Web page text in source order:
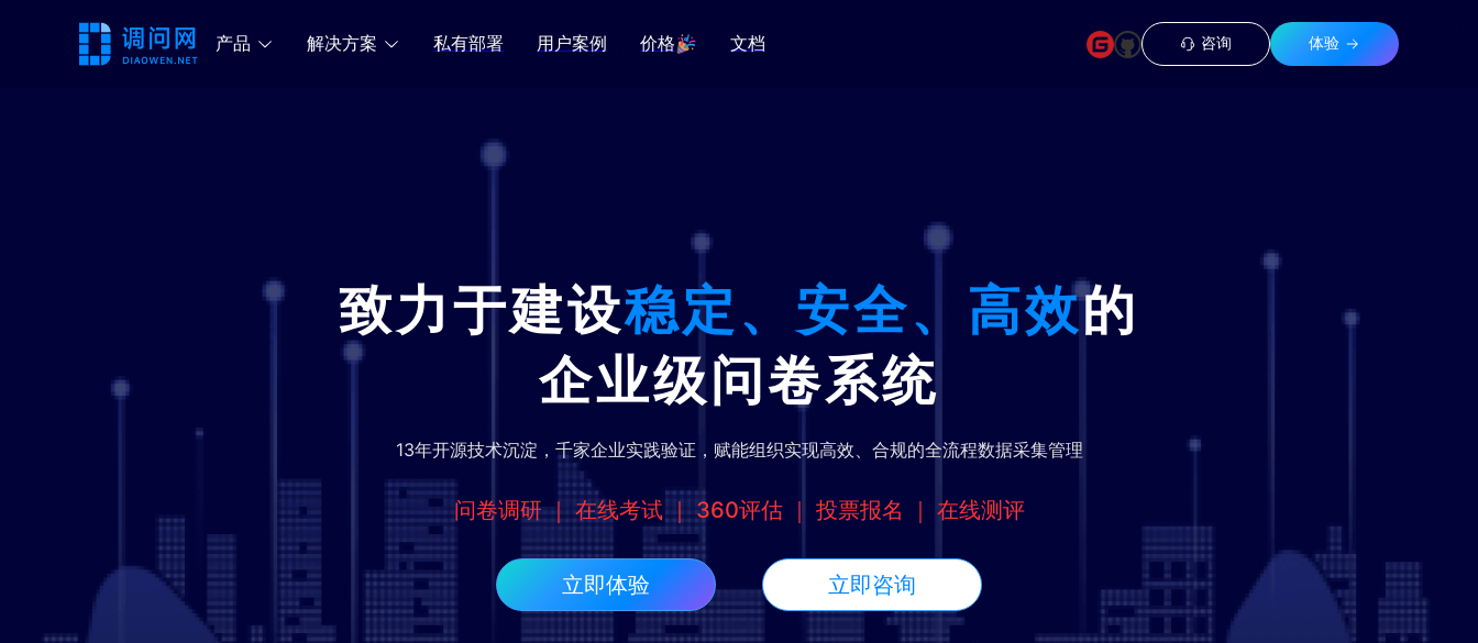
产品 解决方案 私有部署 用户案例 价格 文档 咨询 体验
致力于建设稳定、安全、高效的
企业级问卷系统
13年开源技术沉淀，千家企业实践验证，赋能组织实现高效、合规的全流程数据采集管理
问卷调研 ｜ 在线考试 ｜ 360评估 ｜ 投票报名 ｜ 在线测评
立即体验 立即咨询